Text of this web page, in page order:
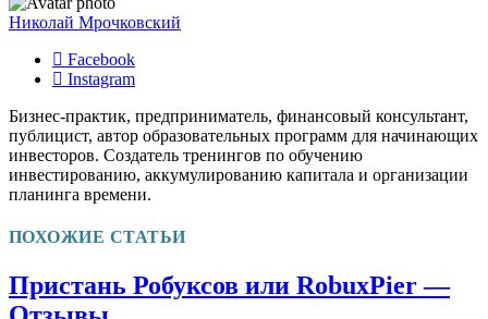
Николай Мрочковский
Facebook
Instagram
Бизнес-практик, предприниматель, финансовый консультант,
публицист, автор образовательных программ для начинающих
инвесторов. Создатель тренингов по обучению
инвестированию, аккумулированию капитала и организации
планинга времени.
ПОХОЖИЕ СТАТЬИ
Пристань Робуксов или RobuxPier —